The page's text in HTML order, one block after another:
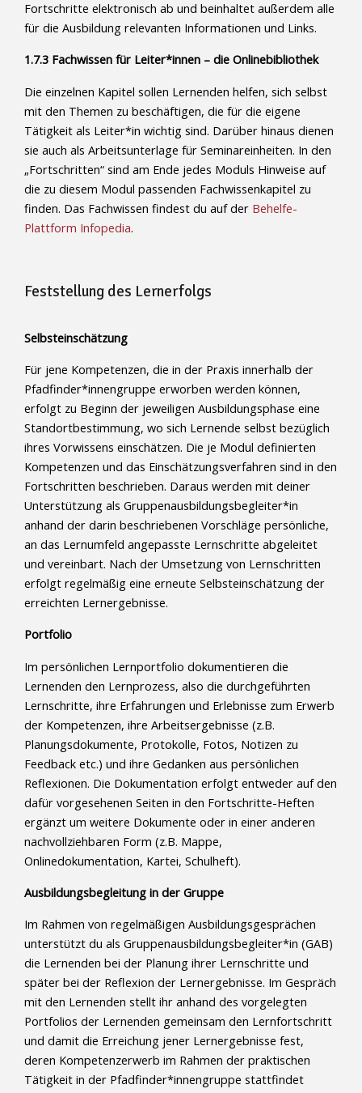
Fortschritte elektronisch ab und beinhaltet außerdem alle
für die Ausbildung relevanten Informationen und Links.
1.7.3 Fachwissen für Leiter*innen – die Onlinebibliothek
Die einzelnen Kapitel sollen Lernenden helfen, sich selbst
mit den Themen zu beschäftigen, die für die eigene
Tätigkeit als Leiter*in wichtig sind. Darüber hinaus dienen
sie auch als Arbeitsunterlage für Seminareinheiten. In den
„Fortschritten“ sind am Ende jedes Moduls Hinweise auf
die zu diesem Modul passenden Fachwissenkapitel zu
finden. Das Fachwissen findest du auf der Behelfe-
Plattform Infopedia.
Feststellung des Lernerfolgs
Selbsteinschätzung
Für jene Kompetenzen, die in der Praxis innerhalb der
Pfadfinder*innengruppe erworben werden können,
erfolgt zu Beginn der jeweiligen Ausbildungsphase eine
Standortbestimmung, wo sich Lernende selbst bezüglich
ihres Vorwissens einschätzen. Die je Modul definierten
Kompetenzen und das Einschätzungsverfahren sind in den
Fortschritten beschrieben. Daraus werden mit deiner
Unterstützung als Gruppenausbildungsbegleiter*in
anhand der darin beschriebenen Vorschläge persönliche,
an das Lernumfeld angepasste Lernschritte abgeleitet
und vereinbart. Nach der Umsetzung von Lernschritten
erfolgt regelmäßig eine erneute Selbsteinschätzung der
erreichten Lernergebnisse.
Portfolio
Im persönlichen Lernportfolio dokumentieren die
Lernenden den Lernprozess, also die durchgeführten
Lernschritte, ihre Erfahrungen und Erlebnisse zum Erwerb
der Kompetenzen, ihre Arbeitsergebnisse (z.B.
Planungsdokumente, Protokolle, Fotos, Notizen zu
Feedback etc.) und ihre Gedanken aus persönlichen
Reflexionen. Die Dokumentation erfolgt entweder auf den
dafür vorgesehenen Seiten in den Fortschritte-Heften
ergänzt um weitere Dokumente oder in einer anderen
nachvollziehbaren Form (z.B. Mappe,
Onlinedokumentation, Kartei, Schulheft).
Ausbildungsbegleitung in der Gruppe
Im Rahmen von regelmäßigen Ausbildungsgesprächen
unterstützt du als Gruppenausbildungsbegleiter*in (GAB)
die Lernenden bei der Planung ihrer Lernschritte und
später bei der Reflexion der Lernergebnisse. Im Gespräch
mit den Lernenden stellt ihr anhand des vorgelegten
Portfolios der Lernenden gemeinsam den Lernfortschritt
und damit die Erreichung jener Lernergebnisse fest,
deren Kompetenzerwerb im Rahmen der praktischen
Tätigkeit in der Pfadfinder*innengruppe stattfindet